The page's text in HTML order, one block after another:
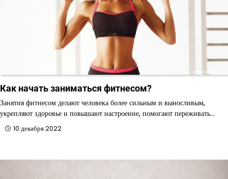
Как начать заниматься фитнесом?
Занятия фитнесом делают человека более сильным и выносливым,
укрепляют здоровье и повышают настроение, помогают переживать…
10 декабря 2022